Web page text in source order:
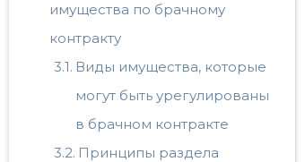
имущества по брачному
контракту
Виды имущества, которые
могут быть урегулированы
в брачном контракте
Принципы раздела